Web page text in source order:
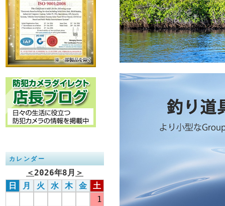
カレンダー
＜ 2026年8月 ＞
日
月 火 水 木 金
土
1